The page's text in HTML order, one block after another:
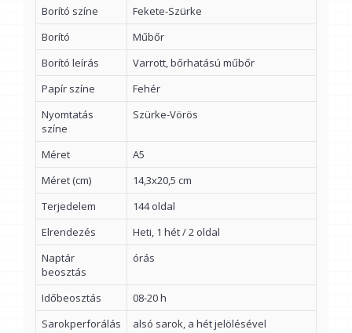
Borító színe
Fekete-Szürke
Borító
Műbőr
Borító leírás
Varrott, bőrhatású műbőr
Papír színe
Fehér
Nyomtatás
színe
Szürke-Vörös
Méret
A5
Méret (cm)
14,3x20,5 cm
Terjedelem
144 oldal
Elrendezés
Heti, 1 hét / 2 oldal
Naptár
beosztás
órás
Időbeosztás
08-20 h
Sarokperforálás
alsó sarok, a hét jelölésével